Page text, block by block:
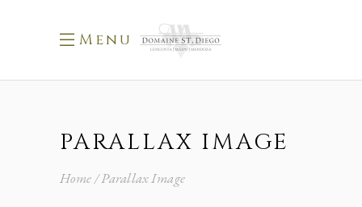
Menu
PARALLAX IMAGE
Home Parallax Image